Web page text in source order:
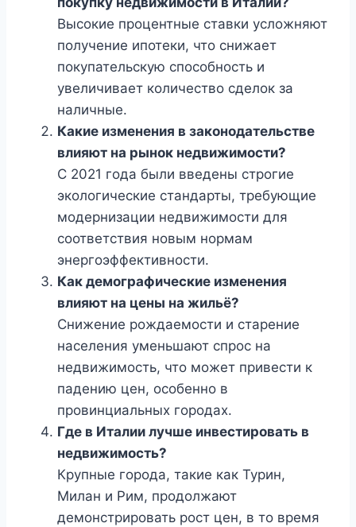
Высокие процентные ставки усложняют
получение ипотеки, что снижает
покупательскую способность и
увеличивает количество сделок за
наличные.
Какие изменения в законодательстве
влияют на рынок недвижимости?
С 2021 года были введены строгие
экологические стандарты, требующие
модернизации недвижимости для
соответствия новым нормам
энергоэффективности.
Как демографические изменения
влияют на цены на жильё?
Снижение рождаемости и старение
населения уменьшают спрос на
недвижимость, что может привести к
падению цен, особенно в
провинциальных городах.
Где в Италии лучше инвестировать в
недвижимость?
Крупные города, такие как Турин,
Милан и Рим, продолжают
демонстрировать рост цен, в то время